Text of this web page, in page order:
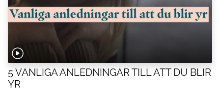
5 VANLIGA ANLEDNINGAR TILL ATT DU BLIR
YR